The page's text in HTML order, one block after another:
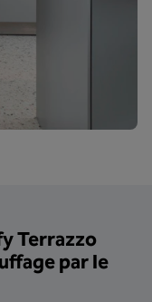
Terrazzo
par le